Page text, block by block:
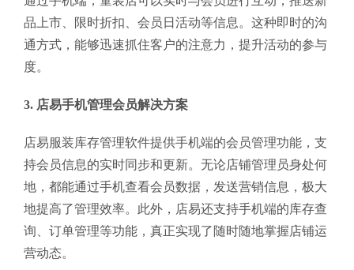
品上市、限时折扣、会员日活动等信息。这种即时的沟
通方式，能够迅速抓住客户的注意力，提升活动的参与
度。
3. 店易手机管理会员解决方案
店易服装库存管理软件提供手机端的会员管理功能，支
持会员信息的实时同步和更新。无论店铺管理员身处何
地，都能通过手机查看会员数据，发送营销信息，极大
地提高了管理效率。此外，店易还支持手机端的库存查
询、订单管理等功能，真正实现了随时随地掌握店铺运
营动态。